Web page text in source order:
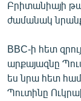
Բրիտանիայի
ժամանակ
BBC-ի հետ
արքայազնը
ես նրա հետ
Պուտինը